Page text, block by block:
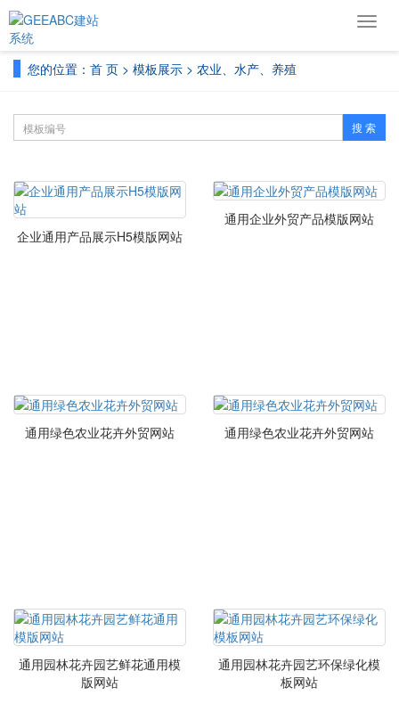
导
您的位置： 首 页 > 模板展示 > 农业、水产、养殖
搜 索
企业通用产品展示H5模版网站
通用企业外贸产品模版网站
通用绿色农业花卉外贸网站 通用绿色农业花卉外贸网站
通用园林花卉园艺鲜花通用模
版网站
通用园林花卉园艺环保绿化模
板网站